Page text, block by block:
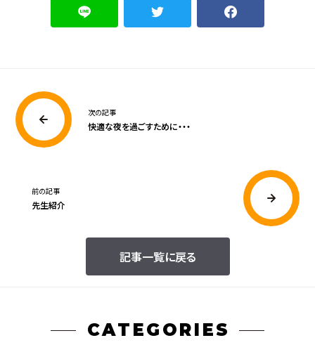
次の記事
快適な夜を過ごすために・・・
記事一覧に戻る
前の記事
先生紹介
CATEGORIES